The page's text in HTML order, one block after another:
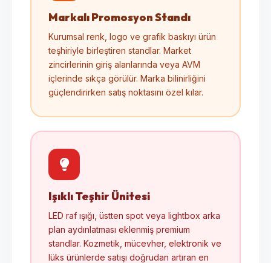
Markalı Promosyon Standı
Kurumsal renk, logo ve grafik baskıyı ürün
teşhiriyle birleştiren standlar. Market
zincirlerinin giriş alanlarında veya AVM
içlerinde sıkça görülür. Marka bilinirliğini
güçlendirirken satış noktasını özel kılar.
Işıklı Teşhir Ünitesi
LED raf ışığı, üstten spot veya lightbox arka
plan aydınlatması eklenmiş premium
standlar. Kozmetik, mücevher, elektronik ve
lüks ürünlerde satışı doğrudan artıran en